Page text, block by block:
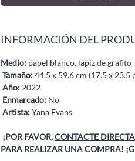
INFORMACIÓN DEL
Medio: papel blanco, lápiz de grafito
Tamaño:44.5 x 59.6 cm (17.5 x 23.5
Año: 2022
Enmarcado: No
Artista:Yana Evans
¡POR FAVOR,CONTACTE
PARA REALIZAR UNA COMPRA!